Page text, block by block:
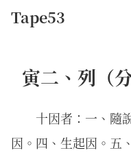
Tape53
寅二、列（
十因者：一、隨
因。四、生起因。五